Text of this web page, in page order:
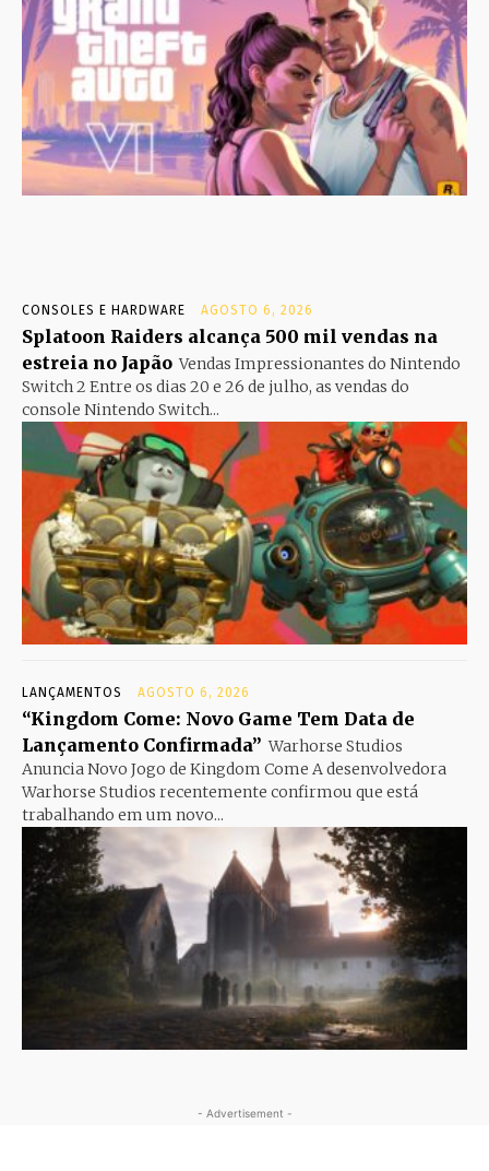
CONSOLES E HARDWARE AGOSTO 6, 2026
Splatoon Raiders alcança 500 mil vendas na
estreia no Japão Vendas Impressionantes do Nintendo
Switch 2 Entre os dias 20 e 26 de julho, as vendas do
console Nintendo Switch...
LANÇAMENTOS AGOSTO 6, 2026
“Kingdom Come: Novo Game Tem Data de
Lançamento Confirmada” Warhorse Studios
Anuncia Novo Jogo de Kingdom Come A desenvolvedora
Warhorse Studios recentemente confirmou que está
trabalhando em um novo...
- Advertisement -